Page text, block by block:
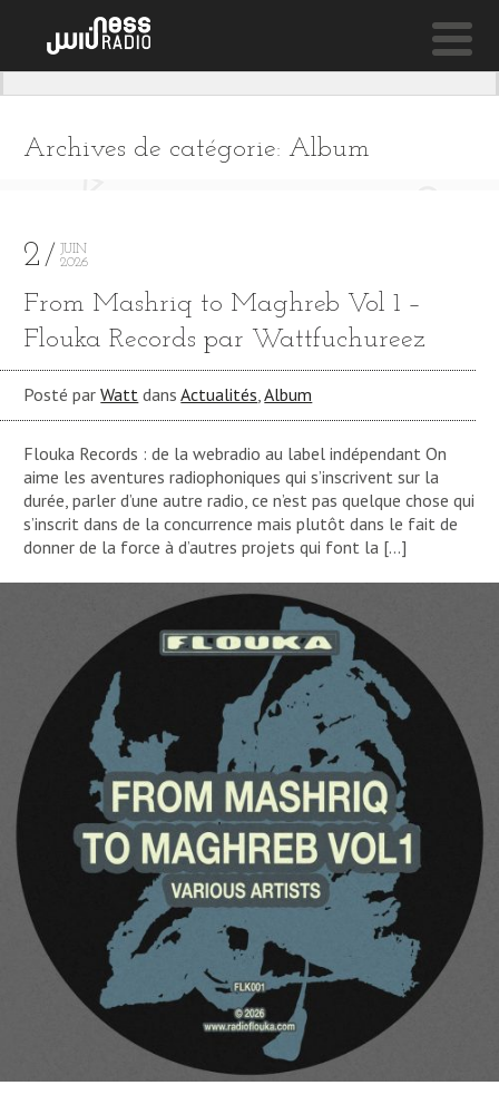
INNA CITY
Archives de catégorie: Album
2
JUIN
2026
From Mashriq to Maghreb Vol 1 –
Flouka Records par Wattfuchureez
Posté parWatt dansActualités ,Album
Flouka Records : de la webradio au label indépendant On
aime les aventures radiophoniques qui s’inscrivent sur la
durée, parler d’une autre radio, ce n’est pas quelque chose qui
s’inscrit dans de la concurrence mais plutôt dans le fait de
donner de la force à d’autres projets qui font la […]